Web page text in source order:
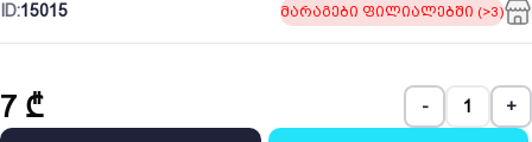
ID:15015 მარაგები ფილიალებში (>3)
7 ₾ - +